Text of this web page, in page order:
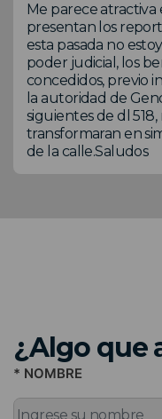
Me parece
presentan los
esta pasada no
poder judicial, los
concedidos, previo
la autoridad de
siguientes de dl
transformaran en
de la calle.Saludos
¿Algo que
* NOMBRE